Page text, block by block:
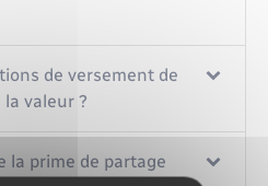
de versement de
valeur ?
la prime de partage